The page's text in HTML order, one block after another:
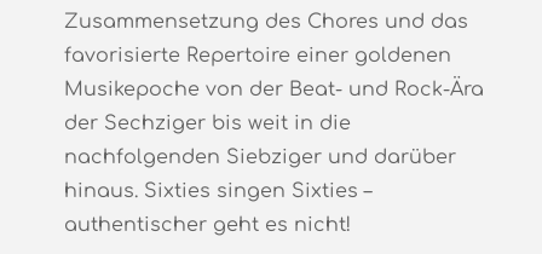
Zusammensetzung des Chores und das
favorisierte Repertoire einer goldenen
Musikepoche von der Beat- und Rock-Ära
der Sechziger bis weit in die
nachfolgenden Siebziger und darüber
hinaus. Sixties singen Sixties –
authentischer geht es nicht!